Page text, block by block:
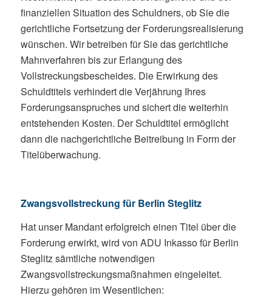
finanziellen Situation des Schuldners, ob Sie die
gerichtliche Fortsetzung der Forderungsrealisierung
wünschen. Wir betreiben für Sie das gerichtliche
Mahnverfahren bis zur Erlangung des
Vollstreckungsbescheides. Die Erwirkung des
Schuldtitels verhindert die Verjährung Ihres
Forderungsanspruches und sichert die weiterhin
entstehenden Kosten. Der Schuldtitel ermöglicht
dann die nachgerichtliche Beitreibung in Form der
Titelüberwachung.
Zwangsvollstreckung für Berlin Steglitz
Hat unser Mandant erfolgreich einen Titel über die
Forderung erwirkt, wird von ADU Inkasso für Berlin
Steglitz sämtliche notwendigen
Zwangsvollstreckungsmaßnahmen eingeleitet.
Hierzu gehören im Wesentlichen: